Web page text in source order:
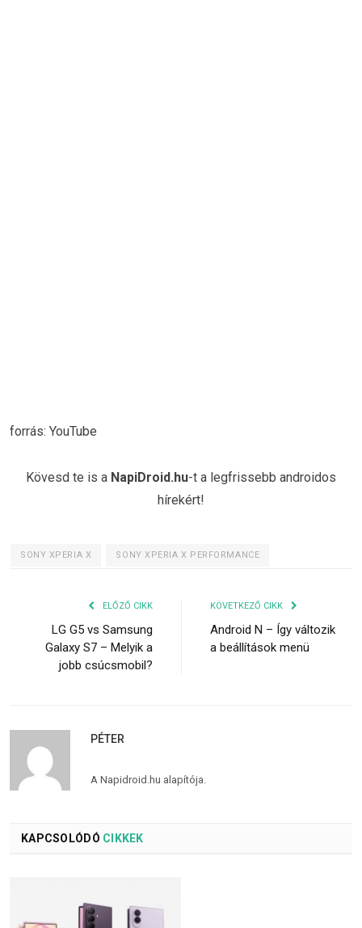
forrás: YouTube
Kövesd te is a NapiDroid.hu-t a legfrissebb androidos
hírekért!
SONY XPERIA X SONY XPERIA X PERFORMANCE
ELŐZŐ CIKK
LG G5 vs Samsung
Galaxy S7 – Melyik a
jobb csúcsmobil?
KÖVETKEZŐ CIKK
Android N – Így változik
a beállítások menü
PÉTER
A Napidroid.hu alapítója.
KAPCSOLÓDÓ CIKKEK